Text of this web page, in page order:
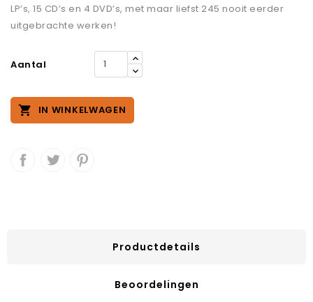
LP’s, 15 CD’s en 4 DVD’s, met maar liefst 245 nooit eerder
uitgebrachte werken!
Aantal
 IN WINKELWAGEN
Productdetails
Beoordelingen